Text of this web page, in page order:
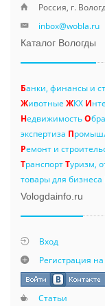
Россия, г.
inbox@wobla.ru
Каталог Вологды
Банки, финансы и
Животные ЖКХ И
НедвижимостьО
экспертиза П
Ремонт и
ТранспортТуризм,
товары для бизнеса
Vologdainfo.ru
Вход
Регистрация на
Статьи